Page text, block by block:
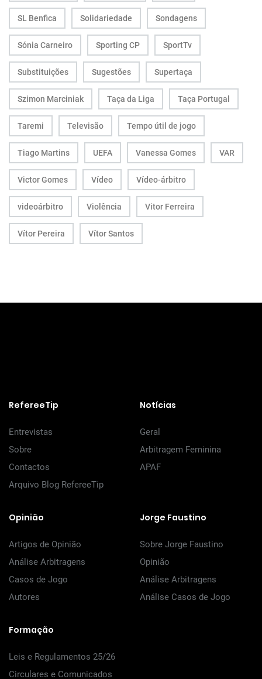
SL Benfica Solidariedade Sondagens
Sónia Carneiro Sporting CP SportTv
Substituições Sugestões Supertaça
Szimon Marciniak Taça da Liga Taça Portugal
Taremi Televisão Tempo útil de jogo
Tiago Martins UEFA Vanessa Gomes VAR
Victor Gomes Vídeo Vídeo-árbitro
videoárbitro Violência Vitor Ferreira
Vítor Pereira Vítor Santos
RefereeTip
Entrevistas
Sobre
Contactos
Arquivo Blog RefereeTip
Notícias
Geral
Arbitragem Feminina
APAF
Opinião
Artigos de Opinião
Análise Arbitragens
Casos de Jogo
Autores
Jorge Faustino
Sobre Jorge Faustino
Opinião
Análise Arbitragens
Análise Casos de Jogo
Formação
Leis e Regulamentos 25/26
Circulares e Comunicados